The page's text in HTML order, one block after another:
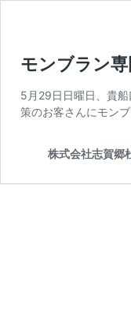
モンブラン
5月29日日曜日、貴
策のお客さんにモン
株式会社志賀郷